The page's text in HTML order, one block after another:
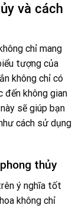
và cách
chỉ mang
tượng của
không chỉ có
đến không gian
sẽ giúp bạn
cách sử dụng
thủy
ý nghĩa tốt
không chỉ